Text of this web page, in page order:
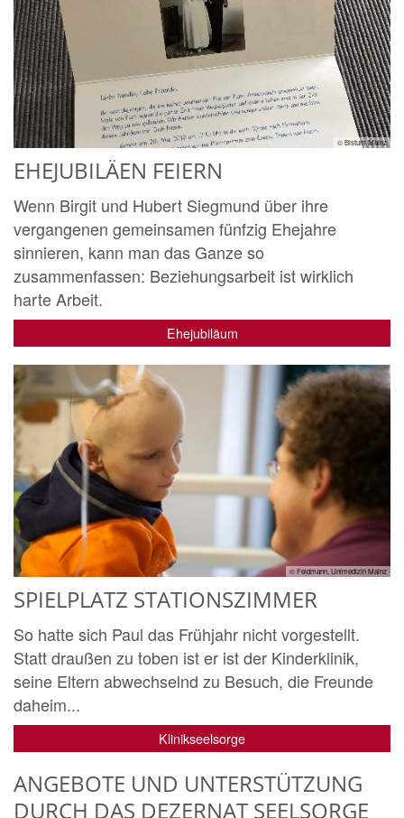
© Bistum Mainz
EHEJUBILÄEN FEIERN
Wenn Birgit und Hubert Siegmund über ihre
vergangenen gemeinsamen fünfzig Ehejahre
sinnieren, kann man das Ganze so
zusammenfassen: Beziehungsarbeit ist wirklich
harte Arbeit.
Ehejubiläum
© Feldmann, Unimedizin Mainz
SPIELPLATZ STATIONSZIMMER
So hatte sich Paul das Frühjahr nicht vorgestellt.
Statt draußen zu toben ist er ist der Kinderklinik,
seine Eltern abwechselnd zu Besuch, die Freunde
daheim...
Klinikseelsorge
ANGEBOTE UND UNTERSTÜTZUNG
DURCH DAS DEZERNAT SEELSORGE